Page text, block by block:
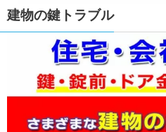
建物の鍵トラブル